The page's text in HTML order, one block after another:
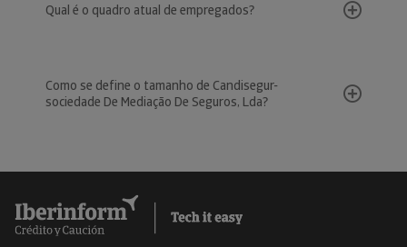
Qual é o quadro atual de empregados?
Como se define o tamanho de Candisegur-
sociedade De Mediação De Seguros, Lda?